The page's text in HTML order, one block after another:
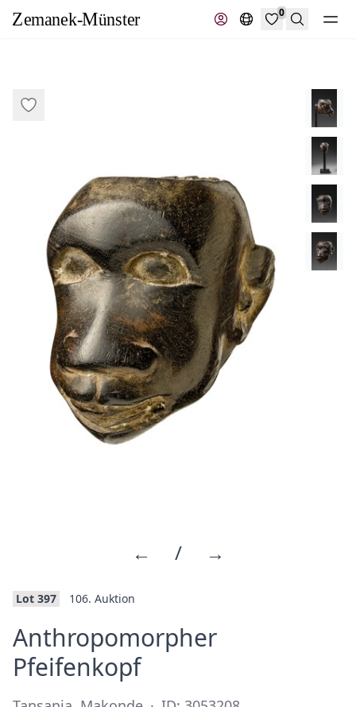
0
Suche
← / →
Lot 397 106. Auktion
Anthropomorpher
Pfeifenkopf·